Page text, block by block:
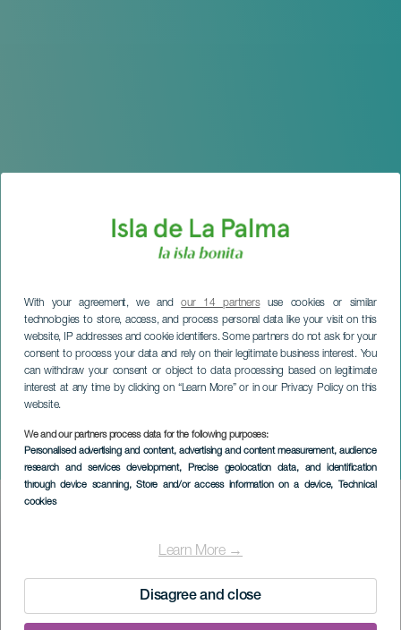
With your agreement, we andour 14 partnersuse cookies or similar
technologies to store, access, and process personal data like your visit on this
website, IP addresses and cookie identifiers. Some partners do not ask for your
consent to process your data and rely on their legitimate business interest. You
can withdraw your consent or object to data processing based on legitimate
interest at any time by clicking on “Learn More” or in our Privacy Policy on this
website.
We and our partners process data for the following purposes:
Personalised advertising and content, advertising and content measurement, audience
research and services development, Precise geolocation data, and identification
through device scanning, Store and/or access information on a device, Technical
cookies
Learn More →
Disagree and close
Breña Baja Survive Trail
LA PALMA
Imagen